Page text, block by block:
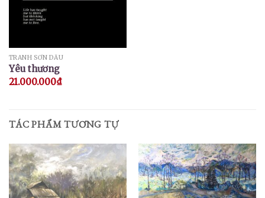
TRANH SƠN DẦU
Yêu thương
21.000.000₫
TÁC PHẨM TƯƠNG TỰ